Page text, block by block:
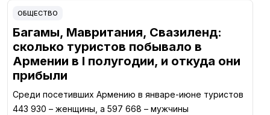
ОБЩЕСТВО
Багамы, Мавритания, Свазиленд:
сколько туристов побывало в
Армении в I полугодии, и откуда они
прибыли
Среди посетивших Армению в январе-июне туристов
443 930 – женщины, а 597 668 – мужчины